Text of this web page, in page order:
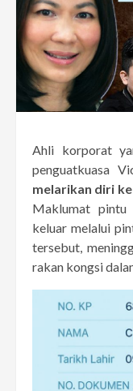
Ahli korporat
penguatkuasa
melarikan diri
Maklumat pintu
keluar melalui
tersebut,
rakan kongsi